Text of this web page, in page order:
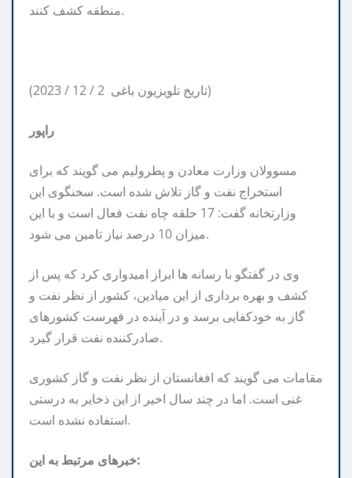
منطقه کشف کنند.
(2023 / 12 / 2 تاریخ تلویزیون باغی)
مسوولان وزارت معادن و پطرولیم می گویند که برای
استخراج نفت و گاز تلاش شده است. سخنگوی این
وزارتخانه گفت: 17 حلقه چاه نفت فعال است و با این
میزان 10 درصد نیاز تامین می شود.
وی در گفتگو با رسانه ها ابراز امیدواری کرد که پس از
کشف و بهره برداری از این میادین، کشور از نظر نفت و
گاز به خودکفایی برسد و در آینده در فهرست کشورهای
صادرکننده نفت قرار گیرد.
مقامات می گویند که افغانستان از نظر نفت و گاز کشوری
غنی است. اما در چند سال اخیر از این ذخایر به درستی
استفاده نشده است.
خبرهای مرتبط به این: